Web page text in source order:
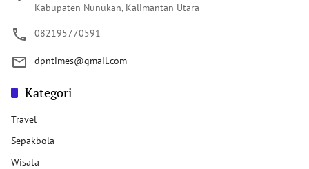
Kabupaten Nunukan, Kalimantan Utara
082195770591
dpntimes@gmail.com
Kategori
Travel
Sepakbola
Wisata